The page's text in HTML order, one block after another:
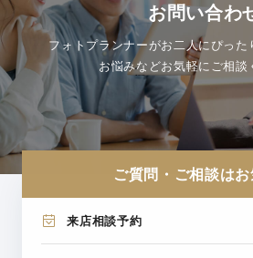
お問い合わ
フォトプランナーがお二人にぴっ
お悩みなどお気軽にご相談
ご質問・ご相談は
来店相談予約